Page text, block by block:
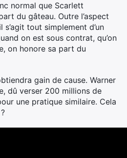
normal que Scarlett
du gâteau. Outre l’aspect
tout simplement d’un
on est sous contrat, qu’on
on honore sa part du
gain de cause. Warner
dû verser 200 millions de
une pratique similaire. Cela